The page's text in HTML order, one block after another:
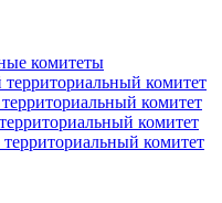
комитеты
комитет
комитет
комитет
комитет